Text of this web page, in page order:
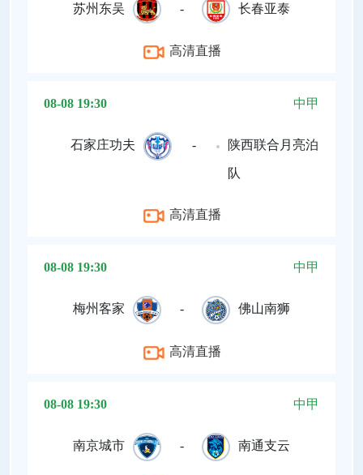
苏州东吴 - 长春亚泰
高清直播
08-08 19:30 中甲
石家庄功夫 - 陕西联合月亮泊
队
高清直播
08-08 19:30 中甲
梅州客家 - 佛山南狮
高清直播
08-08 19:30 中甲
南京城市 - 南通支云